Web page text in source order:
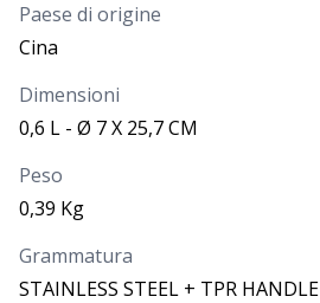
CODICE
Verde scuro
2640264
DISPONIBILITÀ
Richiedi
Paese di origine
Cina
Dimensioni
0,6 L - Ø 7 X 25,7 CM
Peso
0,39 Kg
Grammatura
STAINLESS STEEL + TPR HANDLE